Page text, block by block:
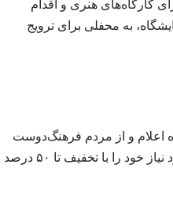
کارگاه‌های هنری و اقدام
به محفلی برای ترویج
اعلام و از مردم فرهنگ‌دوست
استان دعوت کرد از ساعت ۱۶ تا ۲۲ با حضور در سالن غدیر، ضمن بازدید، کتاب‌های مورد نیاز خود را با تخفیف تا ۵۰ درصد